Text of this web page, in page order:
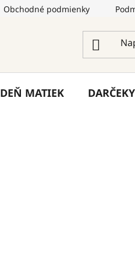
Obchodné podmienky
DEŇ MATIEK DARČEKY